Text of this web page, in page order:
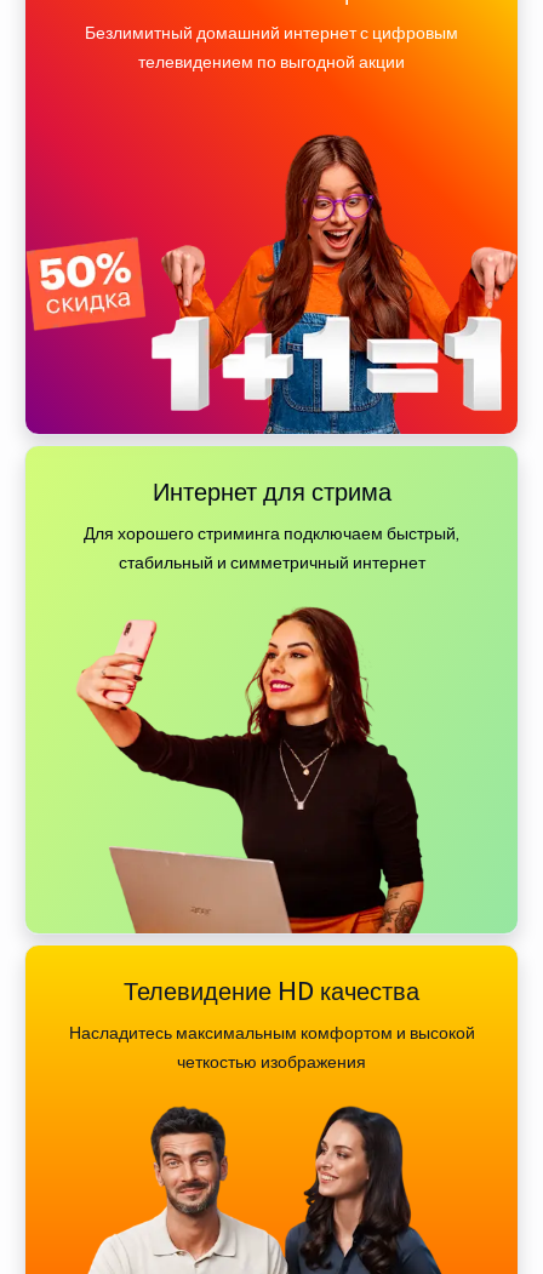
Безлимитный домашний интернет с цифровым
телевидением по выгодной акции
Интернет для стрима
Для хорошего стриминга подключаем быстрый,
стабильный и симметричный интернет
Телевидение HD качества
Насладитесь максимальным комфортом и высокой
четкостью изображения